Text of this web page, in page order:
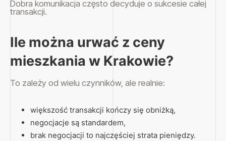
Dobra komunikacja często decyduje o sukcesie całej
transakcji.
Ile można urwać z ceny
mieszkania w Krakowie?
To zależy od wielu czynników, ale realnie:
większość transakcji kończy się obniżką,
negocjacje są standardem,
brak negocjacji to najczęściej strata pieniędzy.